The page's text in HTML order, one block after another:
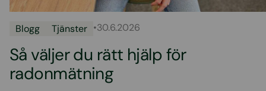
Blogg Tjänster •30.6.2026
Så väljer du rätt hjälp för
radonmätning